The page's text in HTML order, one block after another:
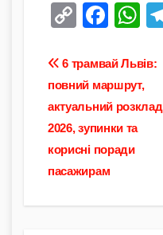
C
p
y
Li
n
k
F
c
e
b
o
o
W
at
s
A
Навігація
записів
6 трамвай Львів:
повний маршрут,
актуальний розклад
2026, зупинки та
корисні поради
пасажирам